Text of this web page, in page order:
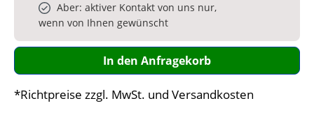
Aber: aktiver Kontakt von uns nur,
wenn von Ihnen gewünscht
In den Anfragekorb
*Richtpreise zzgl. MwSt. und Versandkosten